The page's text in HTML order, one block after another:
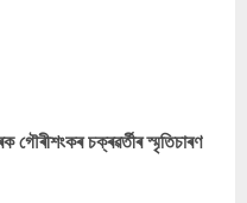
গৌৰীশংকৰ চক্ৰৱৰ্তীৰ স্মৃতিচাৰণ